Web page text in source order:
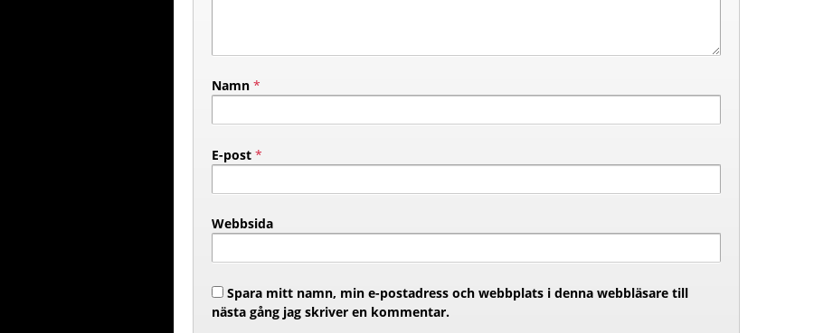
Namn *
E-post *
Webbsida
Spara mitt namn, min e-postadress och webbplats i denna webbläsare till
nästa gång jag skriver en kommentar.